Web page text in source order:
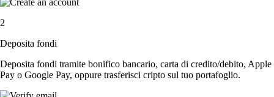
2
Deposita fondi
Deposita fondi tramite bonifico bancario, carta di credito/debito, Apple
Pay o Google Pay, oppure trasferisci cripto sul tuo portafoglio.